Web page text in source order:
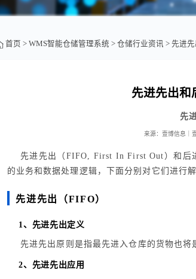
首页 > WMS智能仓储管理系统 > 仓储行业资讯 > 先进
先进先出和
先
来源：壹博信息｜
先进先出（FIFO, First In First Out）和后
的业务和数据处理逻辑，下面分别对它们进行解
先进先出（FIFO）
1、先进先出定义
先进先出原则是指最先进入仓库的货物也将
2、先进先出应用